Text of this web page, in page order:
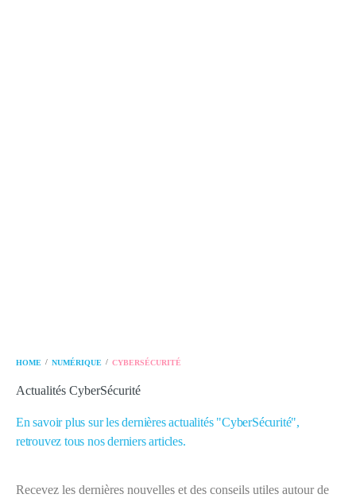
HOME / NUMÉRIQUE / CYBERSÉCURITÉ
Actualités CyberSécurité
En savoir plus sur les dernières actualités "CyberSécurité",
retrouvez tous nos derniers articles.
Recevez les dernières nouvelles et des conseils utiles autour de